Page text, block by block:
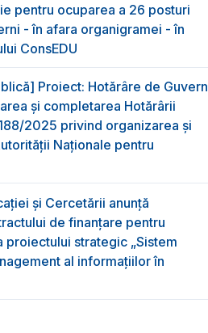
pentru ocuparea a 26 posturi
- în afara organigramei - în
ConsEDU
Proiect: Hotărâre de Guvern
și completarea Hotărârii
2025 privind organizarea şi
Naţionale pentru
și Cercetării anunță
de finanțare pentru
proiectului strategic „Sistem
al informațiilor în